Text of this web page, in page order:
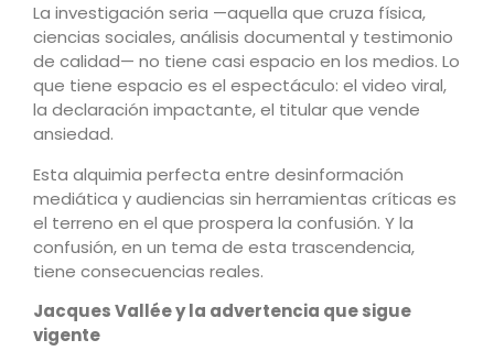
La investigación seria —aquella que cruza física,
ciencias sociales, análisis documental y testimonio
de calidad— no tiene casi espacio en los medios. Lo
que tiene espacio es el espectáculo: el video viral,
la declaración impactante, el titular que vende
ansiedad.
Esta alquimia perfecta entre desinformación
mediática y audiencias sin herramientas críticas es
el terreno en el que prospera la confusión. Y la
confusión, en un tema de esta trascendencia,
tiene consecuencias reales.
Jacques Vallée y la advertencia que sigue
vigente